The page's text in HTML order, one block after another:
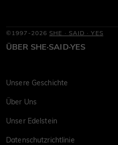
©1997-2026 SHE · SAID · YES
ÜBER SHE·SAID·YES
Unsere Geschichte
Über Uns
Unser Edelstein
Datenschutzrichtlinie